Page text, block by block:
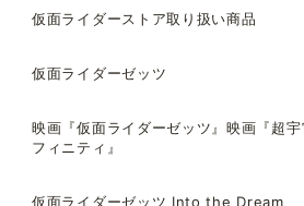
仮面ライダーストア取り扱い商品
仮面ライダーゼッツ
映画『仮面ライダーゼッツ』映画『超
フィニティ』
仮面ライダーゼッツ Into the Dream